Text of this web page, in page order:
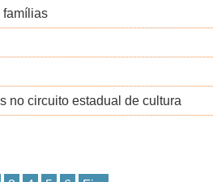
famílias
no circuito estadual de cultura